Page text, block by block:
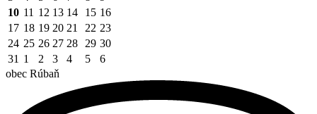
10 11 12 13 14 15 16
17 18 19 20 21 22 23
24 25 26 27 28 29 30
31 1 2 3 4 5
6
obec Rúbaň